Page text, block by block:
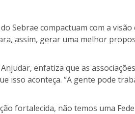
Sebrae compactuam com a visão
assim, gerar uma melhor
enfatiza que as
isso aconteça. “A gente pode
fortalecida, não temos uma